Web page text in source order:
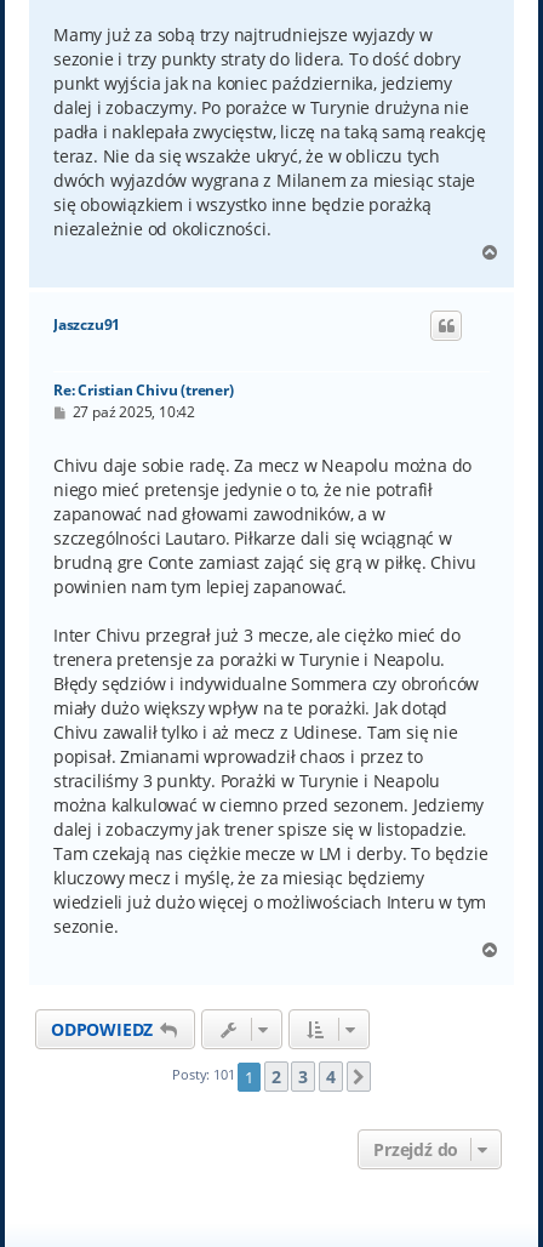
Mamy już za sobą trzy najtrudniejsze wyjazdy w
sezonie i trzy punkty straty do lidera. To dość dobry
punkt wyjścia jak na koniec października, jedziemy
dalej i zobaczymy. Po porażce w Turynie drużyna nie
padła i naklepała zwycięstw, liczę na taką samą reakcję
teraz. Nie da się wszakże ukryć, że w obliczu tych
dwóch wyjazdów wygrana z Milanem za miesiąc staje
się obowiązkiem i wszystko inne będzie porażką
niezależnie od okoliczności.
g
Jaszczu91
Re: Cristian Chivu (trener)
P
t
27 paź 2025, 10:42
Chivu daje sobie radę. Za mecz w Neapolu można do
niego mieć pretensje jedynie o to, że nie potrafił
zapanować nad głowami zawodników, a w
szczególności Lautaro. Piłkarze dali się wciągnąć w
brudną gre Conte zamiast zająć się grą w piłkę. Chivu
powinien nam tym lepiej zapanować.
Inter Chivu przegrał już 3 mecze, ale ciężko mieć do
trenera pretensje za porażki w Turynie i Neapolu.
Błędy sędziów i indywidualne Sommera czy obrońców
miały dużo większy wpływ na te porażki. Jak dotąd
Chivu zawalił tylko i aż mecz z Udinese. Tam się nie
popisał. Zmianami wprowadził chaos i przez to
straciliśmy 3 punkty. Porażki w Turynie i Neapolu
można kalkulować w ciemno przed sezonem. Jedziemy
dalej i zobaczymy jak trener spisze się w listopadzie.
Tam czekają nas ciężkie mecze w LM i derby. To będzie
kluczowy mecz i myślę, że za miesiąc będziemy
wiedzieli już dużo więcej o możliwościach Interu w tym
sezonie.
ODPOWIEDZ
Posty: 101 1 2 3 4
Przejdź do